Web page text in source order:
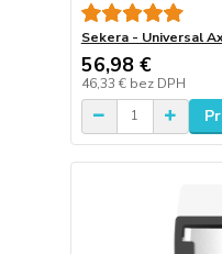
Sekera - Universal
56,98 €
46,33 € bez DPH